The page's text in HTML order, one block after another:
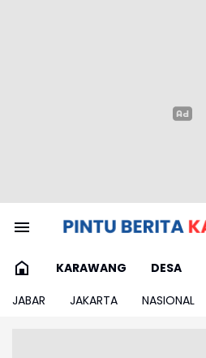
KARAWANG DESA
JABAR
JAKARTA NASIONAL